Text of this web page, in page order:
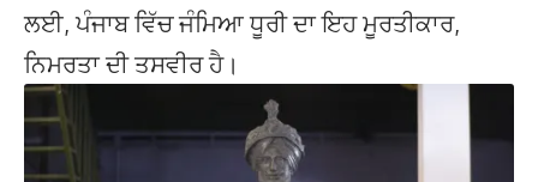
ਲਈ, ਪੰਜਾਬ ਵਿੱਚ ਜੰਮਿਆ ਧੂਰੀ ਦਾ ਇਹ ਮੂਰਤੀਕਾਰ,
ਨਿਮਰਤਾ ਦੀ ਤਸਵੀਰ ਹੈ।